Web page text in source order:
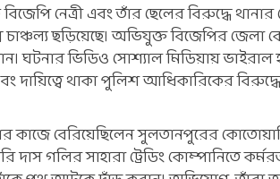
নেত্রী এবং তাঁর ছেলের বিরুদ্ধে
ছড়িয়েছে। অভিযুক্ত বিজেপির জেলা
ঘটনার ভিডিও সোশ্যাল মিডিয়ায়
দায়িত্বে থাকা পুলিশ আধিকারিকের
বেরিয়েছিলেন সুলতানপুরের
গলির সাহারা ট্রেডিং কোম্পানিতে